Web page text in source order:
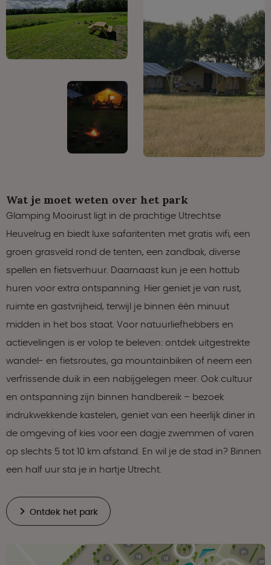
Wat je moet weten over het park
Glamping Mooirust ligt in de prachtige Utrechtse
Heuvelrug en biedt luxe safaritenten met gratis wifi, een
groen grasveld rond de tenten, een zandbak, diverse
spellen en fietsverhuur. Daarnaast kun je een hottub
huren voor extra ontspanning. Hier geniet je van rust,
ruimte en gastvrijheid, terwijl je binnen één minuut
midden in het bos staat. Voor natuurliefhebbers en
actievelingen is er volop te beleven: ontdek uitgestrekte
wandel- en fietsroutes, ga mountainbiken of neem een
verfrissende duik in een nabijgelegen meer. Ook cultuur
en ontspanning zijn binnen handbereik – bezoek
indrukwekkende kastelen, geniet van een heerlijk diner in
de omgeving of kies voor een dagje zwemmen of varen
op slechts 5 tot 10 km afstand. En wil je de stad in? Binnen
een half uur sta je in hartje Utrecht.
Ontdek het park